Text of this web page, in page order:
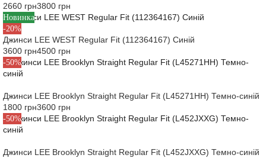
2660 грн3800 грн
Новинка
-20%
Джинси LEE WEST Regular Fit (112364167) Синій
3600 грн4500 грн
-50%
Джинси LEE Brooklyn Straight Regular Fit (L45271HH) Темно-синій
1800 грн3600 грн
-50%
Джинси LEE Brooklyn Straight Regular Fit (L452JXXG) Темно-синій